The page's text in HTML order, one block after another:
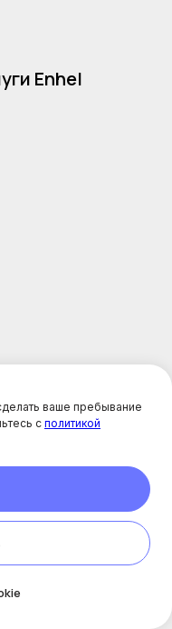
Enhel
Enhel
ваше пребывание
с политикой
запись